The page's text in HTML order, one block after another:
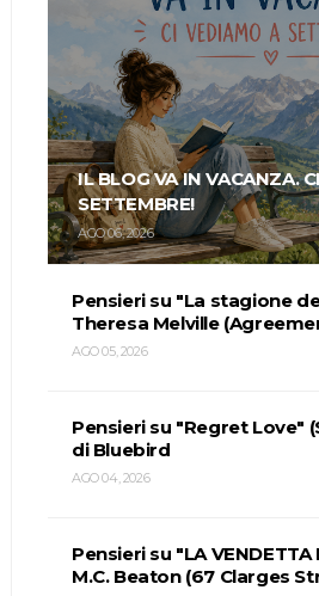
IL BLOG VA IN VACANZA.
SETTEMBRE!
AGO 06, 2026
Pensieri su "La stagione
Theresa Melville
AGO 05, 2026
Pensieri su "Regret Love"
di Bluebird
AGO 04, 2026
Pensieri su "LA VENDETTA
M.C. Beaton (67 Clarges